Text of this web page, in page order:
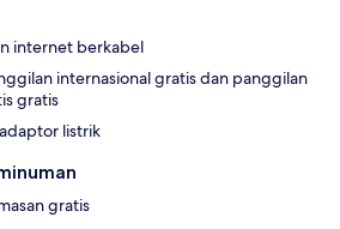
internet berkabel
internasional gratis dan panggilan
gratis
listrik
gratis